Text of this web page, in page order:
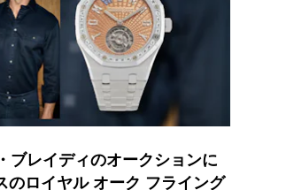
ブレイディのオークションに
のロイヤル オーク フライング